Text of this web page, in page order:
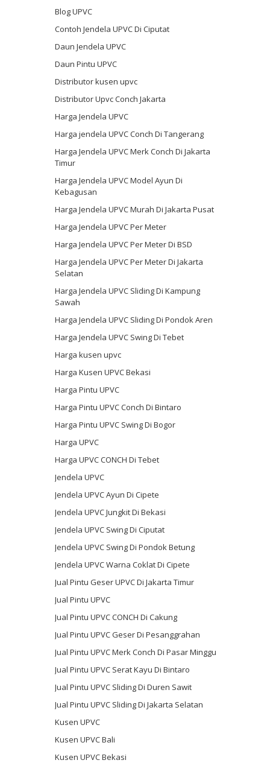
Blog UPVC
Contoh Jendela UPVC Di Ciputat
Daun Jendela UPVC
Daun Pintu UPVC
Distributor kusen upvc
Distributor Upvc Conch Jakarta
Harga Jendela UPVC
Harga jendela UPVC Conch Di Tangerang
Harga Jendela UPVC Merk Conch Di Jakarta
Timur
Harga Jendela UPVC Model Ayun Di
Kebagusan
Harga Jendela UPVC Murah Di Jakarta Pusat
Harga Jendela UPVC Per Meter
Harga Jendela UPVC Per Meter Di BSD
Harga Jendela UPVC Per Meter Di Jakarta
Selatan
Harga Jendela UPVC Sliding Di Kampung
Sawah
Harga Jendela UPVC Sliding Di Pondok Aren
Harga Jendela UPVC Swing Di Tebet
Harga kusen upvc
Harga Kusen UPVC Bekasi
Harga Pintu UPVC
Harga Pintu UPVC Conch Di Bintaro
Harga Pintu UPVC Swing Di Bogor
Harga UPVC
Harga UPVC CONCH Di Tebet
Jendela UPVC
Jendela UPVC Ayun Di Cipete
Jendela UPVC Jungkit Di Bekasi
Jendela UPVC Swing Di Ciputat
Jendela UPVC Swing Di Pondok Betung
Jendela UPVC Warna Coklat Di Cipete
Jual Pintu Geser UPVC Di Jakarta Timur
Jual Pintu UPVC
Jual Pintu UPVC CONCH Di Cakung
Jual Pintu UPVC Geser Di Pesanggrahan
Jual Pintu UPVC Merk Conch Di Pasar Minggu
Jual Pintu UPVC Serat Kayu Di Bintaro
Jual Pintu UPVC Sliding Di Duren Sawit
Jual Pintu UPVC Sliding Di Jakarta Selatan
Kusen UPVC
Kusen UPVC Bali
Kusen UPVC Bekasi